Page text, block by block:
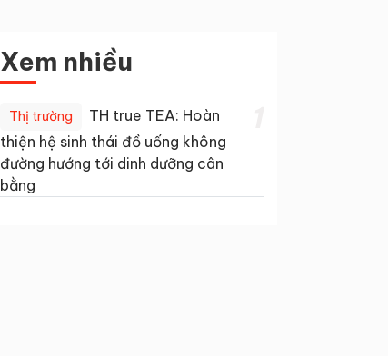
Xem nhiều
Thị trường
TH true TEA: Hoàn
thiện hệ sinh thái đồ uống không
đường hướng tới dinh dưỡng cân
bằng